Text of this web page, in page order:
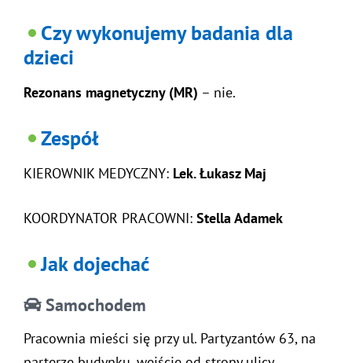
Czy wykonujemy badania dla
dzieci
Rezonans magnetyczny (MR) – nie.
Zespół
KIEROWNIK MEDYCZNY: Lek. Łukasz Maj
KOORDYNATOR PRACOWNI: Stella Adamek
Jak dojechać
Samochodem
Pracownia mieści się przy ul. Partyzantów 63, na